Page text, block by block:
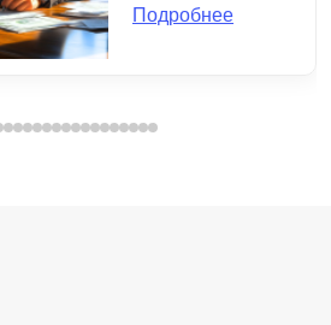
Подробнее